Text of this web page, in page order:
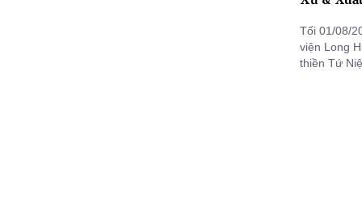
Tối 01/08/
viện Long
thiền Tứ